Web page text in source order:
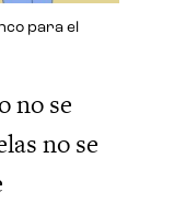
para el
no se
no se